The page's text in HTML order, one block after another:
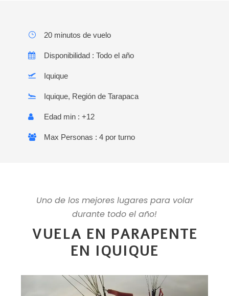
20 minutos de vuelo
Disponibilidad : Todo el año
Iquique
Iquique, Región de Tarapaca
Edad min : +12
Max Personas : 4 por turno
Uno de los mejores lugares para volar
durante todo el año!
VUELA EN PARAPENTE
EN IQUIQUE